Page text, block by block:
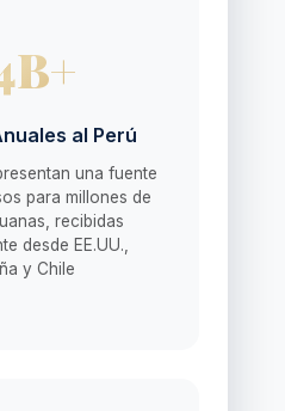
al Perú
una fuente
para millones de
recibidas
desde EE.UU.,
y Chile